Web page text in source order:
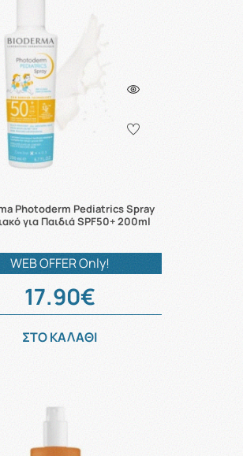
Photoderm Pediatrics Spray
για Παιδιά SPF50+ 200ml
WEB OFFER Only!
17.90€
ΣΤΟ ΚΑΛΑΘΙ